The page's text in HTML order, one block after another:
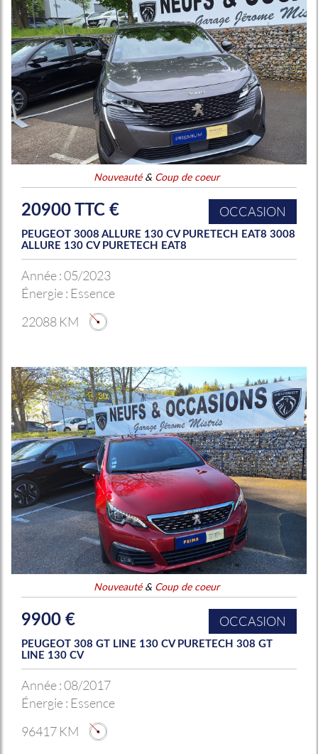
Nouveauté& Coup de coeur
20900 TTC € OCCASION
PEUGEOT 3008 ALLURE 130 CV PURETECH EAT8 3008
ALLURE 130 CV PURETECH EAT8
Année :05/2023
Énergie : Essence
22088 KM
Nouveauté& Coup de coeur
9900 € OCCASION
PEUGEOT 308 GT LINE 130 CV PURETECH 308 GT
LINE 130 CV
Année :08/2017
Énergie : Essence
96417 KM